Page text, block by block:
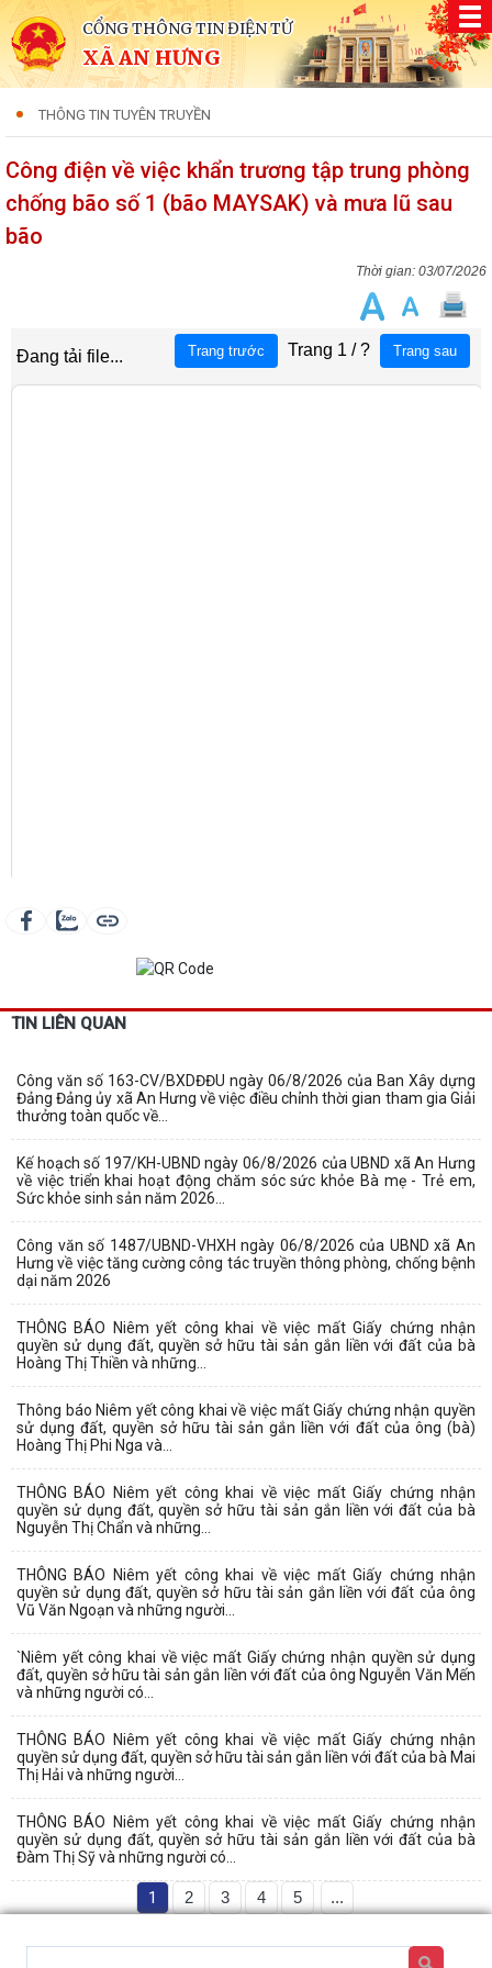
CỔNG THÔNG TIN ĐIỆN TỬ
XÃ AN HƯNG
THÔNG TIN TUYÊN TRUYỀN
Công điện về việc khẩn trương tập trung phòng
chống bão số 1 (bão MAYSAK) và mưa lũ sau
bão
03/07/2026
TIN LIÊN QUAN
Công văn số 163-CV/BXDĐĐU ngày 06/8/2026 của Ban Xây dựng
Đảng Đảng ủy xã An Hưng về việc điều chỉnh thời gian tham gia Giải
thưởng toàn quốc về...
Kế hoạch số 197/KH-UBND ngày 06/8/2026 của UBND xã An Hưng
về việc triển khai hoạt động chăm sóc sức khỏe Bà mẹ - Trẻ em,
Sức khỏe sinh sản năm 2026...
Công văn số 1487/UBND-VHXH ngày 06/8/2026 của UBND xã An
Hưng về việc tăng cường công tác truyền thông phòng, chống bệnh
dại năm 2026
THÔNG BÁO Niêm yết công khai về việc mất Giấy chứng nhận
quyền sử dụng đất, quyền sở hữu tài sản gắn liền với đất của bà
Hoàng Thị Thiền và những...
Thông báo Niêm yết công khai về việc mất Giấy chứng nhận quyền
sử dụng đất, quyền sở hữu tài sản gắn liền với đất của ông (bà)
Hoàng Thị Phi Nga và...
THÔNG BÁO Niêm yết công khai về việc mất Giấy chứng nhận
quyền sử dụng đất, quyền sở hữu tài sản gắn liền với đất của bà
Nguyễn Thị Chẩn và những...
THÔNG BÁO Niêm yết công khai về việc mất Giấy chứng nhận
quyền sử dụng đất, quyền sở hữu tài sản gắn liền với đất của ông
Vũ Văn Ngoạn và những người...
`Niêm yết công khai về việc mất Giấy chứng nhận quyền sử dụng
đất, quyền sở hữu tài sản gắn liền với đất của ông Nguyễn Văn Mến
và những người có...
THÔNG BÁO Niêm yết công khai về việc mất Giấy chứng nhận
quyền sử dụng đất, quyền sở hữu tài sản gắn liền với đất của bà Mai
Thị Hải và những người...
THÔNG BÁO Niêm yết công khai về việc mất Giấy chứng nhận
quyền sử dụng đất, quyền sở hữu tài sản gắn liền với đất của bà
Đàm Thị Sỹ và những người có...
1 2 3 4 5 ...